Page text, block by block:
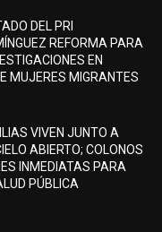
DEL PRI
REFORMA PARA
EN
MUJERES MIGRANTES
VIVEN JUNTO A
ABIERTO; COLONOS
INMEDIATAS PARA
PÚBLICA